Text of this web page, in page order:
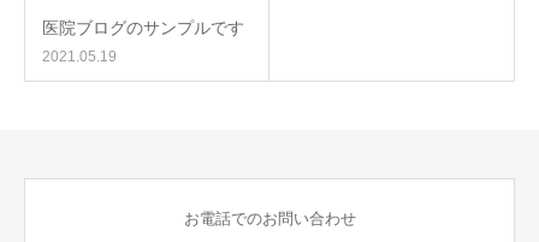
医院ブログのサンプルです
2021.05.19
お電話でのお問い合わせ